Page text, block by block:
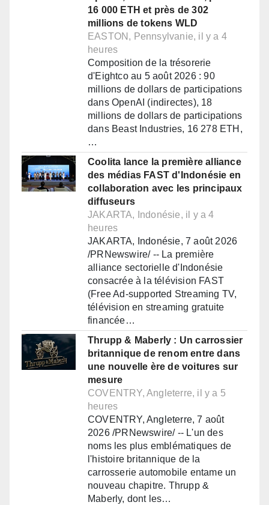
16 000 ETH et près de 302
millions de tokens WLD
EASTON, Pennsylvanie, il y a 4
heures
Composition de la trésorerie
d'Eightco au 5 août 2026 : 90
millions de dollars de participations
dans OpenAI (indirectes), 18
millions de dollars de participations
dans Beast Industries, 16 278 ETH,
…
Coolita lance la première alliance
des médias FAST d'Indonésie en
collaboration avec les principaux
diffuseurs
JAKARTA, Indonésie, il y a 4
heures
JAKARTA, Indonésie, 7 août 2026
/PRNewswire/ -- La première
alliance sectorielle d'Indonésie
consacrée à la télévision FAST
(Free Ad-supported Streaming TV,
télévision en streaming gratuite
financée…
Thrupp & Maberly : Un carrossier
britannique de renom entre dans
une nouvelle ère de voitures sur
mesure
COVENTRY, Angleterre, il y a 5
heures
COVENTRY, Angleterre, 7 août
2026 /PRNewswire/ -- L'un des
noms les plus emblématiques de
l'histoire britannique de la
carrosserie automobile entame un
nouveau chapitre. Thrupp &
Maberly, dont les…